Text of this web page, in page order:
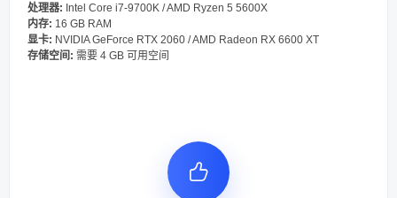
处理器: Intel Core i7-9700K / AMD Ryzen 5 5600X
内存: 16 GB RAM
显卡: NVIDIA GeForce RTX 2060 / AMD Radeon RX 6600 XT
存储空间: 需要 4 GB 可用空间